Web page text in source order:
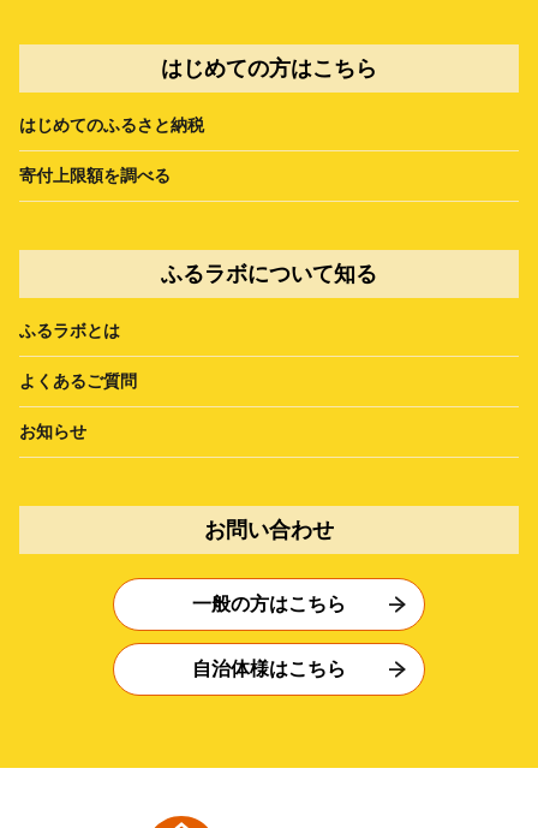
はじめての方はこちら
はじめてのふるさと納税
寄付上限額を調べる
ふるラボについて知る
ふるラボとは
よくあるご質問
お知らせ
お問い合わせ
一般の方はこちら
自治体様はこちら